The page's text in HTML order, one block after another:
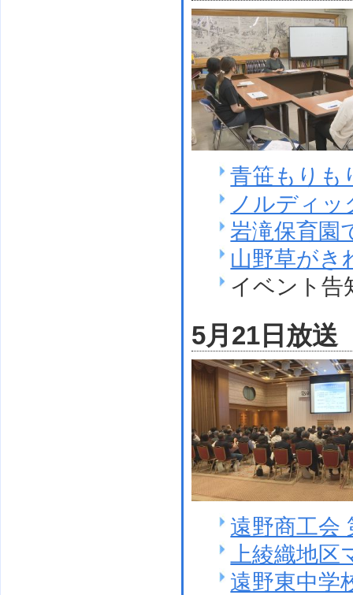
青笹もりも
ノルディ
岩滝保育園
山野草がき
イベント告
5月21日放送
遠野商工会
上綾織地
遠野東中学